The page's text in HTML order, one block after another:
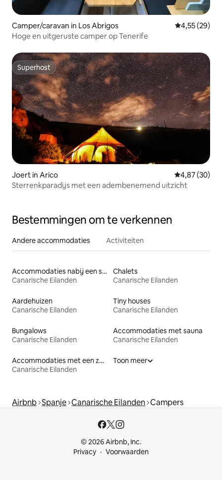
Camper/caravan in Los Abrigos Gemiddelde
4,55 (29)
Hoge en uitgeruste camper op Tenerife
Superhost
Superhost
Joert in Arico Gemiddelde
4,87 (30)
Sterrenkparadijs met een adembenemend uitzicht
Bestemmingen om te verkennen
Andere accommodaties Activiteiten
Accommodaties nabij een strand
Canarische Eilanden
Chalets
Canarische Eilanden
Aardehuizen
Canarische Eilanden
Tiny houses
Canarische Eilanden
Bungalows
Canarische Eilanden
Accommodaties met sauna
Canarische Eilanden
Accommodaties met een zwembad
Canarische Eilanden
Toon meer
Airbnb Spanje Canarische Eilanden Campers
© 2026 Airbnb, Inc.
Privacy
Voorwaarden